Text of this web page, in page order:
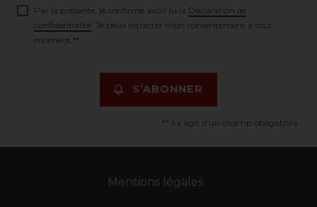
Par la présente, je confirme avoir lu la Déclaration de
confidentialité . Je peux rétracter mon consentement à tout
moment.**
S’ABONNER
** Il s’agit d’un champ obligatoire.
Mentions légales